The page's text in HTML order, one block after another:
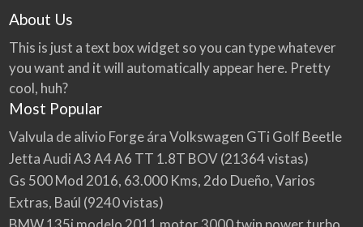
About Us
This is just a text box widget so you can type whatever
you want and it will automatically appear here. Pretty
cool, huh?
Most Popular
Valvula de alivio Forge ára Volkswagen GTi Golf Beetle
Jetta Audi A3 A4 A6 TT 1.8T BOV(21364 vistas)
Gs 500 Mod 2016, 63.000 Kms, 2do Dueño, Varios
Extras, Baúl (9240 vistas)